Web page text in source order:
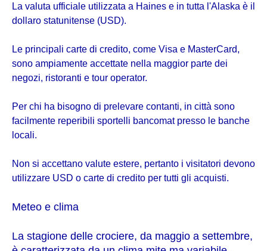
La valuta ufficiale utilizzata a Haines e in tutta l'Alaska è il
dollaro statunitense (USD).
Le principali carte di credito, come Visa e MasterCard,
sono ampiamente accettate nella maggior parte dei
negozi, ristoranti e tour operator.
Per chi ha bisogno di prelevare contanti, in città sono
facilmente reperibili sportelli bancomat presso le banche
locali.
Non si accettano valute estere, pertanto i visitatori devono
utilizzare USD o carte di credito per tutti gli acquisti.
Meteo e clima
La stagione delle crociere, da maggio a settembre,